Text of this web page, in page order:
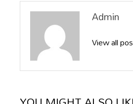
Admin
View all